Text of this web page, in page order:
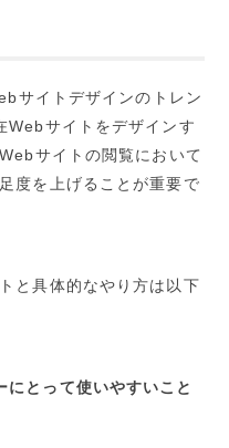
サイトデザインのトレン
Webサイトをデザインす
サイトの閲覧において
度を上げることが重要で
と具体的なやり方は以下
にとって使いやすいこと